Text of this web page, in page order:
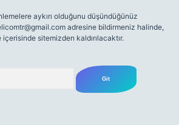
aykırı olduğunu düşündüğünüz
adresine bildirmeniz halinde,
sitemizden kaldırılacaktır.